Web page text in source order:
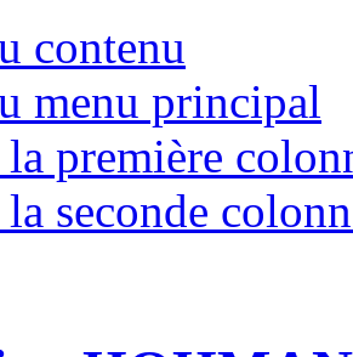
contenu
menu principal
première
seconde